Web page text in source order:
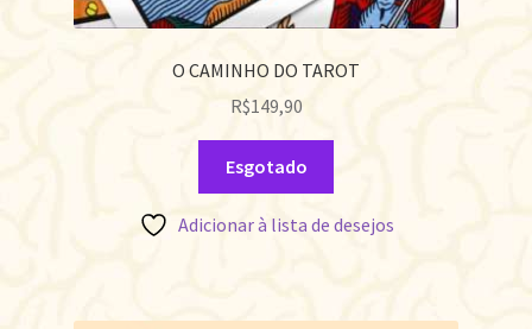
O CAMINHO DO TAROT
R$149,90
Esgotado
Adicionar à lista de desejos